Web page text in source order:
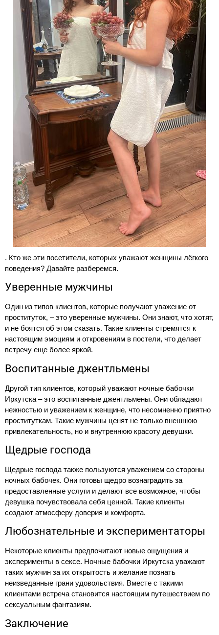
. Кто же эти посетители, которых уважают женщины лёгкого
поведения? Давайте разберемся.
Уверенные мужчины
Один из типов клиентов, которые получают уважение от
проституток, – это уверенные мужчины. Они знают, что хотят,
и не боятся об этом сказать. Такие клиенты стремятся к
настоящим эмоциям и откровениям в постели, что делает
встречу еще более яркой.
Воспитанные джентльмены
Другой тип клиентов, который уважают ночные бабочки
Иркутска – это воспитанные джентльмены. Они обладают
нежностью и уважением к женщине, что несомненно приятно
проституткам. Такие мужчины ценят не только внешнюю
привлекательность, но и внутреннюю красоту девушки.
Щедрые господа
Щедрые господа также пользуются уважением со стороны
ночных бабочек. Они готовы щедро вознаградить за
предоставленные услуги и делают все возможное, чтобы
девушка почувствовала себя ценной. Такие клиенты
создают атмосферу доверия и комфорта.
Любознательные и экспериментаторы
Некоторые клиенты предпочитают новые ощущения и
эксперименты в сексе. Ночные бабочки Иркутска уважают
таких мужчин за их открытость и желание познать
неизведанные грани удовольствия. Вместе с такими
клиентами встреча становится настоящим путешествием по
сексуальным фантазиям.
Заключение